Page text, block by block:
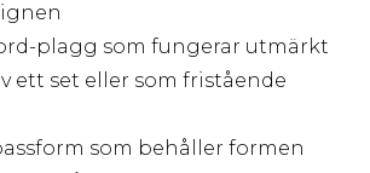
plagg som fungerar utmärkt
ett set eller som fristående
som behåller formen